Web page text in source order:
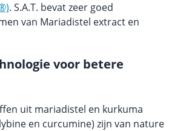
. S.A.T. bevat zeer goed
van Mariadistel extract en
voor betere
uit mariadistel en kurkuma
en curcumine) zijn van nature